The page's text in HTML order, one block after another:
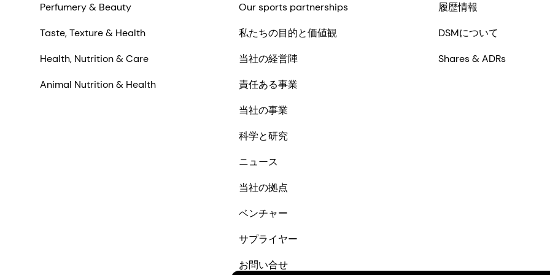
Perfumery & Beauty
Taste, Texture & Health
Health, Nutrition & Care
Animal Nutrition & Health
Our sports partnerships
私たちの目的と価値観
当社の経営陣
責任ある事業
当社の事業
科学と研究
ニュース
当社の拠点
ベンチャー
サプライヤー
お問い合せ
履歴情報
DSMについて
Shares & ADRs